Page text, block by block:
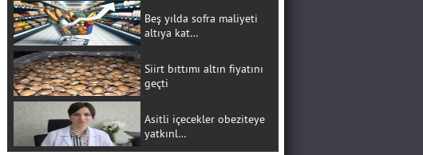
Beş yılda sofra maliyeti
altıya kat…
Siirt bıttımı altın fiyatını
geçti
Asitli içecekler obeziteye
yatkınl…